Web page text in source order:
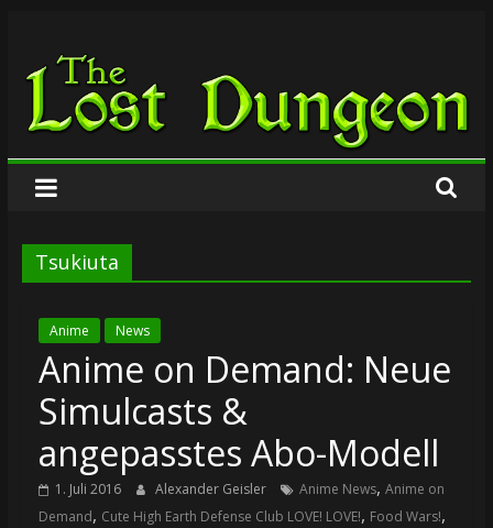
springen
The
Lost
Dungeon
Tsukiuta
Anime News
Anime on Demand: Neue
Simulcasts &
angepasstes Abo-Modell
1. Juli 2016 Alexander Geisler Anime News, Anime on
Demand, Cute High Earth Defense Club LOVE! LOVE!, Food Wars!,